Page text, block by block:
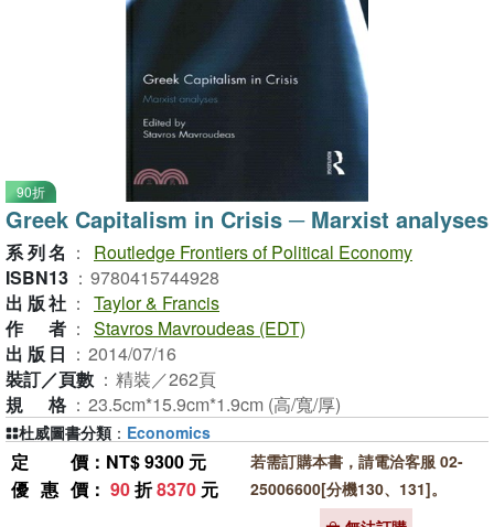
90折
Greek Capitalism in Crisis ─ Marxist analyses
系列名 ：
Routledge Frontiers of Political Economy
ISBN13 ： 9780415744928
出版社 ： Taylor & Francis
作者 ： Stavros Mavroudeas (EDT)
出版日 ： 2014/07/16
裝訂／頁數 ： 精裝／262頁
規格 ： 23.5cm*15.9cm*1.9cm (高/寬/厚)
定價 ：NT$ 9300 元
優惠價 ： 90折8370 元
若需訂購本書，請電洽客服 02-
25006600[分機130、131]。
杜威圖書分類 ： Economics